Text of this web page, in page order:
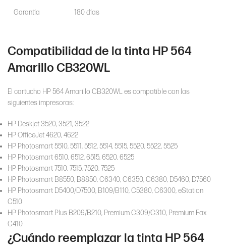
Garantía 180 días
Compatibilidad de la tinta HP 564
Amarillo CB320WL
El cartucho HP 564 Amarillo CB320WL es compatible con las
siguientes impresoras:
HP Deskjet 3520, 3521, 3522
HP OfficeJet 4620, 4622
HP Photosmart 5510, 5511, 5512, 5514, 5515, 5520, 5522, 5525
HP Photosmart 6510, 6512, 6515, 6520, 6525
HP Photosmart 7510, 7515, 7520, 7525
HP Photosmart B8550, B8850, C6340, C6350, C6380, D5460, D7560
HP Photosmart D5400/D7500, B109/B110, C5380, C6300, eStation
C510
HP Photosmart Plus B209/B210, Premium C309/C310, Premium Fax
C410
¿Cuándo reemplazar la tinta HP 564